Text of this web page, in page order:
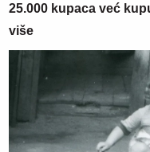
25.000 kupaca već
više